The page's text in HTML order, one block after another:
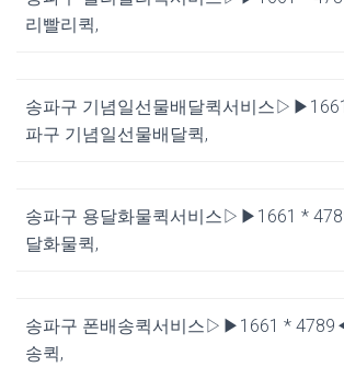
리빨리퀵,
송파구 기념일선물배달퀵서비스
파구 기념일선물배달퀵,
송파구 용달화물퀵서비스▷▶1661 *
달화물퀵,
송파구 폰배송퀵서비스▷▶1661 *
송퀵,